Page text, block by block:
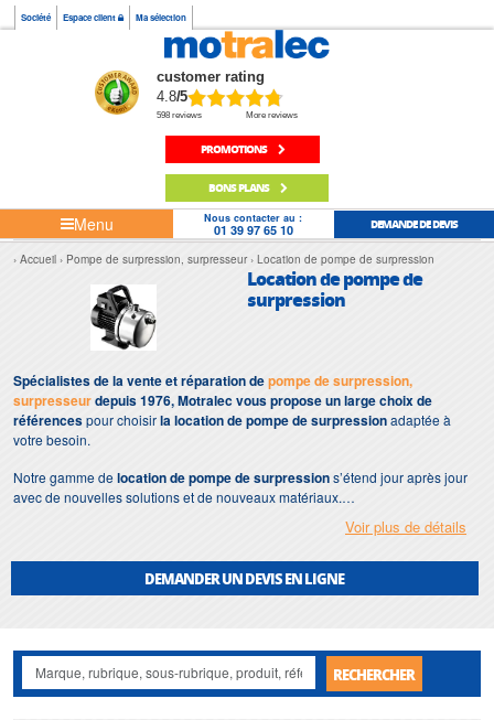
Société Espace client Ma sélection
customer rating
4.8/5
598 reviews More reviews
PROMOTIONS
BONS PLANS
Menu Nous contacter au :
01 39 97 65 10 DEMANDE DE DEVIS
Accueil Pompe de surpression, surpresseur Location de pompe de surpression
Location de pompe de
surpression
Spécialistes de la vente et réparation depompe de surpression,
surpresseurdepuis 1976, Motralec vous propose un large choix de
référencespour choisirla location de pompe de surpressionadaptée à
votre besoin.
Notre gamme delocation de pompe de surpressions’étend jour après jour
avec de nouvelles solutions et de nouveaux matériaux.
Afin de répondre à votre demande dans les plus brefs délais, nous nous
Nos interventions sur toute l'Ile de France suivant vos besoins et vos
contraintes sont un gage d'efficacité, et garantissent l'absence de perturbation
Voir plus de détails
DEMANDER UN DEVIS EN LIGNE
RECHERCHER